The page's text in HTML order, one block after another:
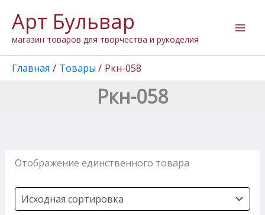
содержимому
Арт Бульвар
магазин товаров для творчества и рукоделия
Главная Товары Ркн-058
Ркн-058
Отображение единственного товара